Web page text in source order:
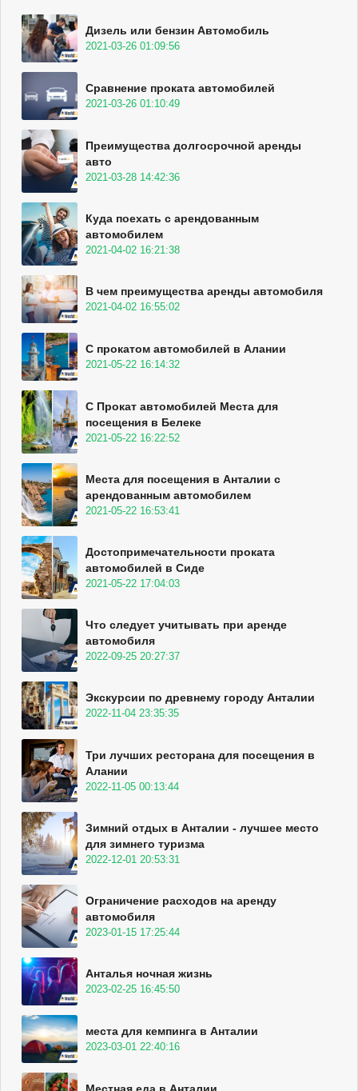
Дизель или бензин Автомобиль
2021-03-26 01:09:56
Сравнение проката автомобилей
2021-03-26 01:10:49
Преимущества долгосрочной аренды
авто
2021-03-28 14:42:36
Куда поехать с арендованным
автомобилем
2021-04-02 16:21:38
В чем преимущества аренды автомобиля
2021-04-02 16:55:02
С прокатом автомобилей в Алании
2021-05-22 16:14:32
С Прокат автомобилей Места для
посещения в Белеке
2021-05-22 16:22:52
Места для посещения в Анталии с
арендованным автомобилем
2021-05-22 16:53:41
Достопримечательности проката
автомобилей в Сиде
2021-05-22 17:04:03
Что следует учитывать при аренде
автомобиля
2022-09-25 20:27:37
Экскурсии по древнему городу Анталии
2022-11-04 23:35:35
Три лучших ресторана для посещения в
Алании
2022-11-05 00:13:44
Зимний отдых в Анталии - лучшее место
для зимнего туризма
2022-12-01 20:53:31
Ограничение расходов на аренду
автомобиля
2023-01-15 17:25:44
Анталья ночная жизнь
2023-02-25 16:45:50
места для кемпинга в Анталии
2023-03-01 22:40:16
Местная еда в Анталии